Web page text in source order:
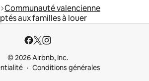
Communauté valencienne
aux familles à louer
© 2026 Airbnb, Inc.
Conditions générales